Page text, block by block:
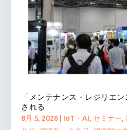
「メンテナンス・レジリエ
される
8月 5, 2026 IoT・AI, セミナー,